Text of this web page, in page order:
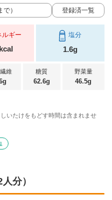
） 登録済一覧
ルギー 塩分
1.6g
維 糖質
62.6g
野菜量
46.5g
いたけをもどす時間は含まれませ
分）